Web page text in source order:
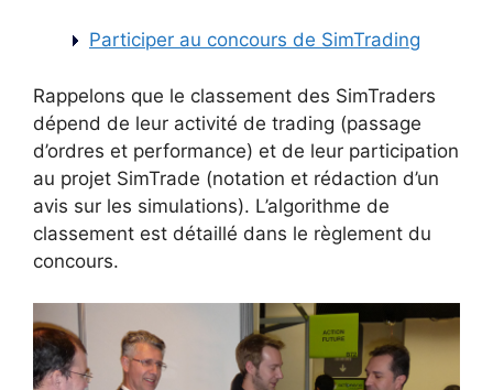
Participer au concours de SimTrading
Rappelons que le classement des SimTraders
dépend de leur activité de trading (passage
d’ordres et performance) et de leur participation
au projet SimTrade (notation et rédaction d’un
avis sur les simulations). L’algorithme de
classement est détaillé dans le règlement du
concours.